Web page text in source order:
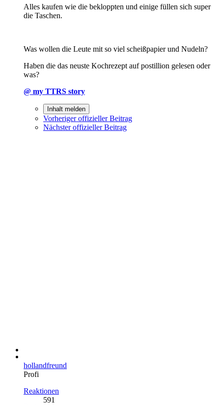
Alles kaufen wie die bekloppten und einige füllen sich super
die Taschen.
Was wollen die Leute mit so viel scheißpapier und Nudeln?
Haben die das neuste Kochrezept auf postillion gelesen oder
was?
@ my TTRS story
Inhalt melden
Vorheriger offizieller Beitrag
Nächster offizieller Beitrag
hollandfreund
Profi
Reaktionen
591